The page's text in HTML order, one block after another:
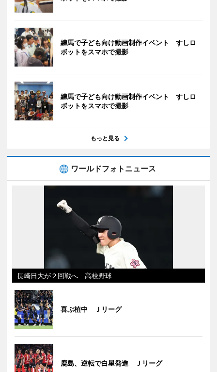
練馬で子ども向け動画制作イベント すしロ
ボットをスマホで撮影
練馬で子ども向け動画制作イベント すしロ
ボットをスマホで撮影
もっと見る
ワールドフォトニュース
長崎日大が２回戦へ 高校野球
喜ぶ植中 Ｊリーグ
鹿島、逆転で白星発進 Ｊリーグ